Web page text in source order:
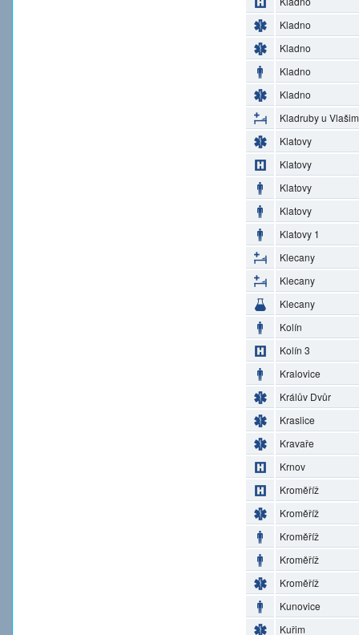
Kladno
Kladno
Kladno
Kladno
Kladruby u
Klatovy
Klatovy
Klatovy
Klatovy
Klatovy 1
Klecany
Klecany
Klecany
Kolín
Kolín 3
Kralovice
Králův Dvůr
Kraslice
Kravaře
Krnov
Kroměříž
Kroměříž
Kroměříž
Kroměříž
Kroměříž
Kunovice
Kuřim